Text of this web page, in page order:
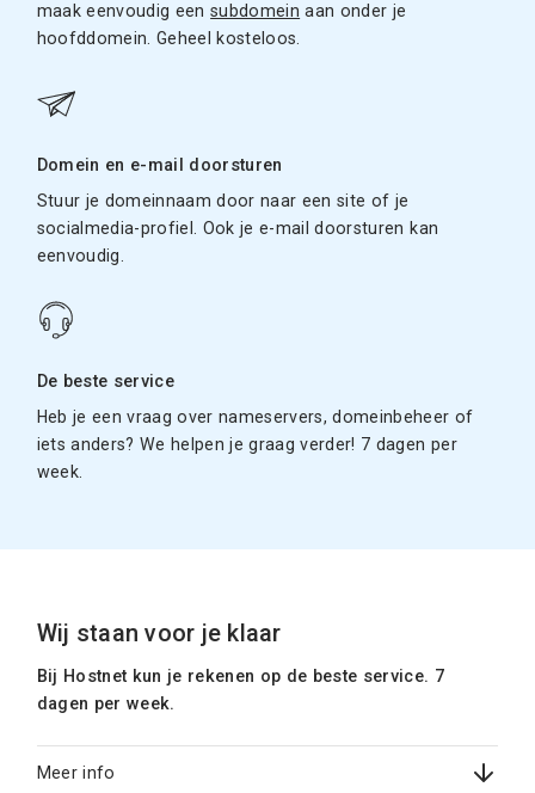
maak eenvoudig eensubdomein aan onder je
hoofddomein. Geheel kosteloos.
Domein en e-mail doorsturen
Stuur je domeinnaam door naar een site of je
socialmedia-profiel. Ook je e-mail doorsturen kan
eenvoudig.
De beste service
Heb je een vraag over nameservers, domeinbeheer of
iets anders? We helpen je graag verder! 7 dagen per
week.
Wij staan voor je klaar
Bij Hostnet kun je rekenen op de beste service. 7
dagen per week.
Meer info